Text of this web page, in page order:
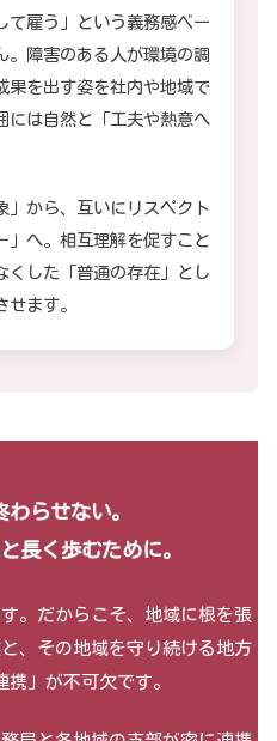
て雇う」という義務感ベー
。障害のある人が環境の調
果を出す姿を社内や地域で
には自然と「工夫や熱意へ
」から、互いにリスペクト
」へ。相互理解を促すこと
くした「普通の存在」とし
ます。
らせない。
長く歩むために。
。だからこそ、地域に根を張
、その地域を守り続ける地方
」が不可欠です。